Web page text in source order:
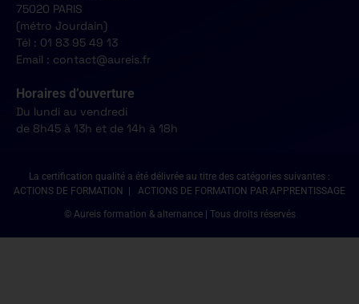
75020 PARIS
(métro Jourdain)
Tél : 01 83 95 49 13
Email : contact@aureis.fr
Horaires d’ouverture
Du lundi au vendredi
de 8h45 à 13h et de 14h à 18h
La certification qualité a été délivrée au titre des catégories suivantes :
ACTIONS DE FORMATION | ACTIONS DE FORMATION PAR APPRENTISSAGE
© Aureis formation & alternance | Tous droits réservés